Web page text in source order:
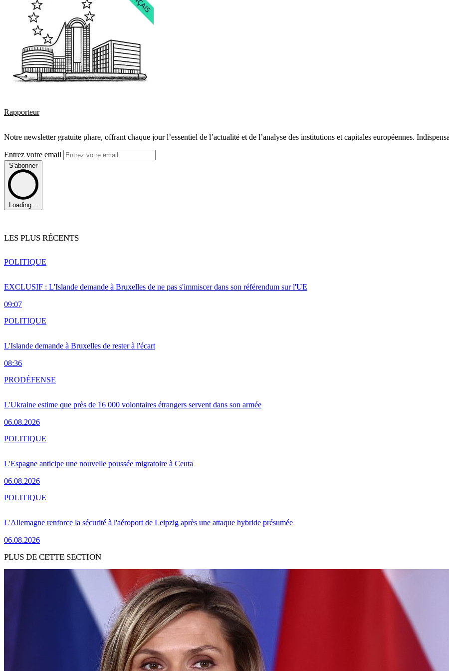
Rapporteur
Notre newsletter gratuite phare, offrant chaque jour l’essentiel de l’actualité et de l’analyse des institutions et capitales européennes.
Entrez votre email
S'abonner
Loading...
LES PLUS RÉCENTS
EXCLUSIF : L'Islande demande à Bruxelles de ne pas s'immiscer dans son référendum sur l'UE
09:07
POLITIQUE
L'Islande demande à Bruxelles de rester à l'écart
08:36
POLITIQUE
L'Ukraine estime que près de 16 000 volontaires étrangers servent dans son armée
06.08.2026
PRODÉFENSE
L'Espagne anticipe une nouvelle poussée migratoire à Ceuta
06.08.2026
POLITIQUE
L'Allemagne renforce la sécurité à l'aéroport de Leipzig après une attaque hybride présumée
06.08.2026
POLITIQUE
PLUS DE CETTE SECTION